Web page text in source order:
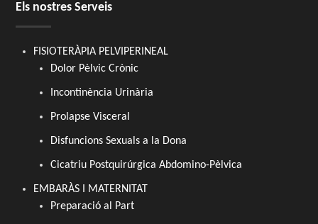
Els nostres Serveis
FISIOTERÀPIA PELVIPERINEAL
Dolor Pèlvic Crònic
Incontinència Urinària
Prolapse Visceral
Disfuncions Sexuals a la Dona
Cicatriu Postquirúrgica Abdomino-Pèlvica
EMBARÀS I MATERNITAT
Preparació al Part